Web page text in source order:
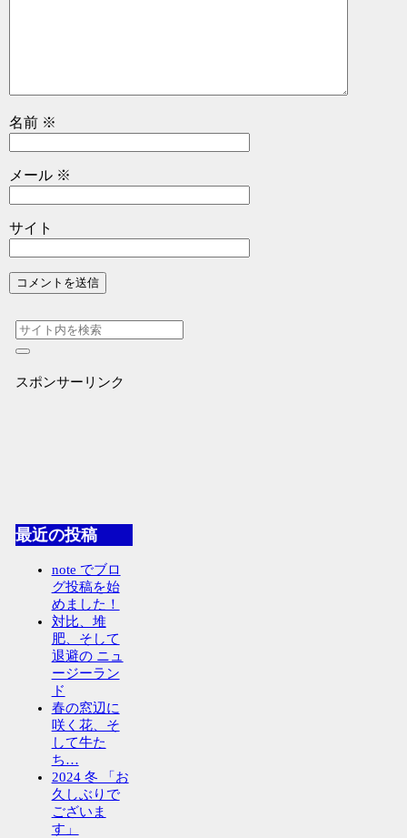
名前 ※
メール ※
サイト
スポンサーリンク
最近の投稿
note でブロ
グ投稿を始
めました！
対比、堆
肥、そして
退避の ニュ
ージーラン
ド
春の窓辺に
咲く花、そ
して牛た
ち…
2024 冬 「お
久しぶりで
ございま
す」